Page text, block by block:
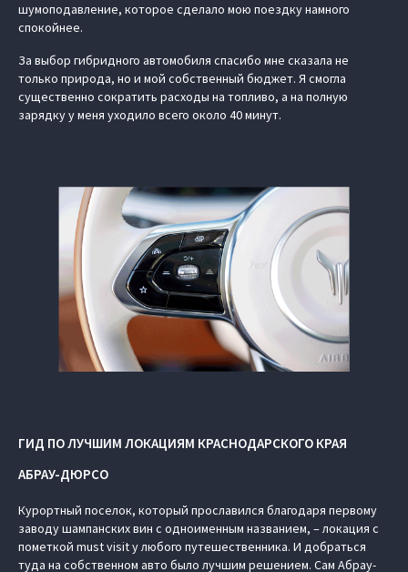
шумоподавление, которое сделало мою поездку намного
спокойнее.
За выбор гибридного автомобиля спасибо мне сказала не
только природа, но и мой собственный бюджет. Я смогла
существенно сократить расходы на топливо, а на полную
зарядку у меня уходило всего около 40 минут.
ГИД ПО ЛУЧШИМ ЛОКАЦИЯМ КРАСНОДАРСКОГО КРАЯ
АБРАУ-ДЮРСО
Курортный поселок, который прославился благодаря первому
заводу шампанских вин с одноименным названием, – локация с
пометкой must visit у любого путешественника. И добраться
туда на собственном авто было лучшим решением. Сам Абрау-